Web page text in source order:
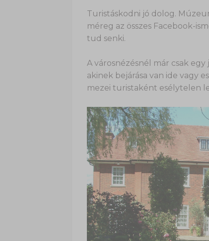
Turistáskodni jó dolog.
méreg az összes Facebook-
tud senki.
A városnézésnél már csak
akinek bejárása van ide vagy
mezei turistaként esélytelen